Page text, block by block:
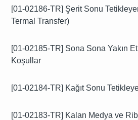
[01-02186-TR] Şerit Sonu
Termal Transfer)
[01-02185-TR] Sona Sona Yakın
Koşullar
[01-02184-TR] Kağıt Sonu
[01-02183-TR] Kalan Medya ve